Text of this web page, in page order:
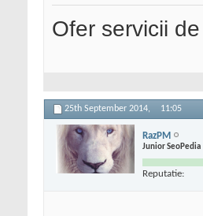
Ofer servicii de
25th September 2014, 11:05
RazPM
Junior SeoPedia
Reputatie: